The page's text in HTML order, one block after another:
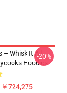
– Whisk It All
Hoodies
￥724,275
-20%